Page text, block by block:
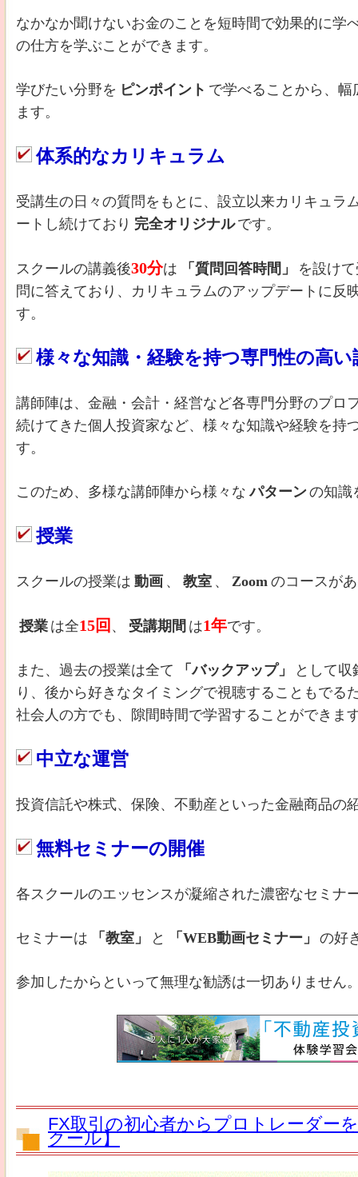
なかなか聞けないお金のことを短時間で効果的に学
の仕方を学ぶことができます。
学びたい分野を ピンポイント で学べることから、
ます。
体系的なカリキュラム
受講生の日々の質問をもとに、設立以来カリキュラ
ートし続けており 完全オリジナル です。
スクールの講義後30分は 「質問回答時間」
を設け
問に答えており、カリキュラムのアップデートに反
す。
様々な知識・経験を持つ専門性の高い
講師陣は、金融・会計・経営など各専門分野のプロ
続けてきた個人投資家など、様々な知識や経験を持
す。
このため、多様な講師陣から様々な パターンの知識
授業
スクールの授業は 動画 、 教室 、 Zoom のコースが
授業 は全15回 、 受講期間 は1年です。
また、過去の授業は全て 「バックアップ」
として収
り、後から好きなタイミングで視聴することもでる
社会人の方でも、隙間時間で学習することができま
中立な運営
投資信託や株式、保険、不動産といった金融商品の
無料セミナーの開催
各スクールのエッセンスが凝縮された濃密なセミナ
セミナーは 「教室」 と 「WEB動画セミナー」 の好
参加したからといって無理な勧誘は一切ありません
FX取引の初心者からプロトレーダー
クール】